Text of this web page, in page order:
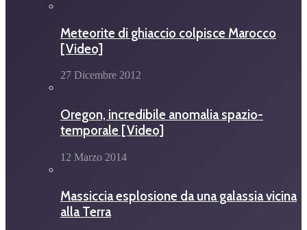
Meteorite di ghiaccio colpisce Marocco
[Video]
27 Dicembre 2012
Oregon, incredibile anomalia spazio-
temporale [Video]
12 Marzo 2014
Massiccia esplosione da una galassia vicina
alla Terra